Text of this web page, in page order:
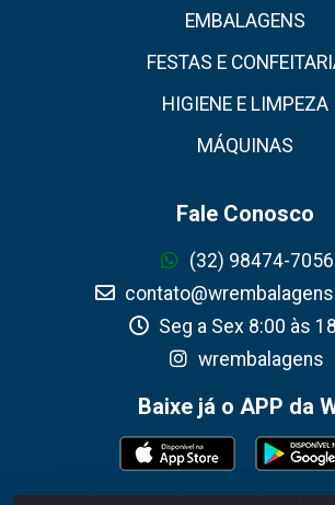
EMBALAGENS
FESTAS E
HIGIENE E LIMPEZA
MÁQUINAS
Fale Conosco
(32) 98474-7056
Seg a Sex 8:00 às
wrembalagens
Baixe já o APP da